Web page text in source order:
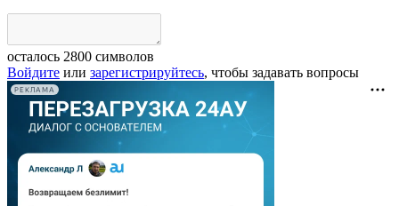
осталось 2800 символов
Войдите или зарегистрируйтесь, чтобы задавать вопросы
РЕКЛАМА